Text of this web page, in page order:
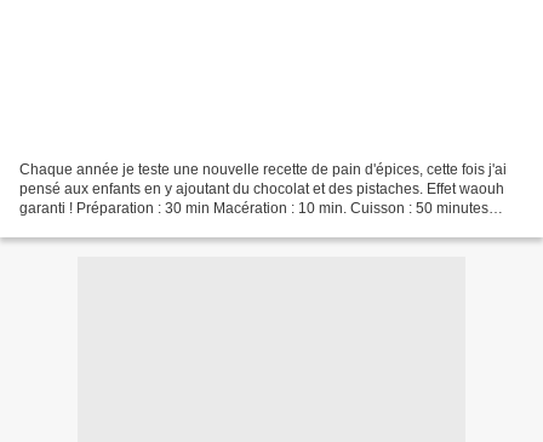
Chaque année je teste une nouvelle recette de pain d'épices, cette fois j'ai
pensé aux enfants en y ajoutant du chocolat et des pistaches. Effet waouh
garanti ! Préparation : 30 min Macération : 10 min. Cuisson : 50 minutes